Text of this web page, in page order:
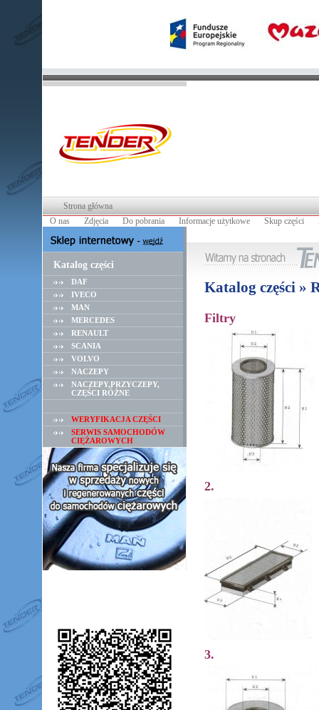
Strona główna
O nas
Zdjęcia Do pobrania Informacje użytkowe Skup części
Katalog części
DAF
IVECO
MAN
MERCEDES
RENAULT
SCANIA
VOLVO
NACZEPY
NACZEPY,PRZYCZEPY,
CZĘŚCI RÓŻNE
WERYFIKACJA CZĘŚCI
SERWIS SAMOCHODÓW
CIĘŻAROWYCH
Katalog części »
Filtry
2.
3.